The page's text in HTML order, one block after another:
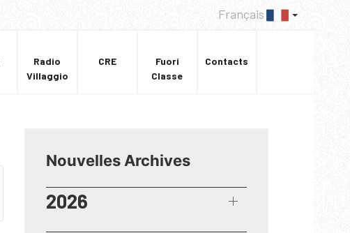
Français
Radio
Villaggio
CRE
Fuori
Classe
Contacts
Nouvelles Archives
2026